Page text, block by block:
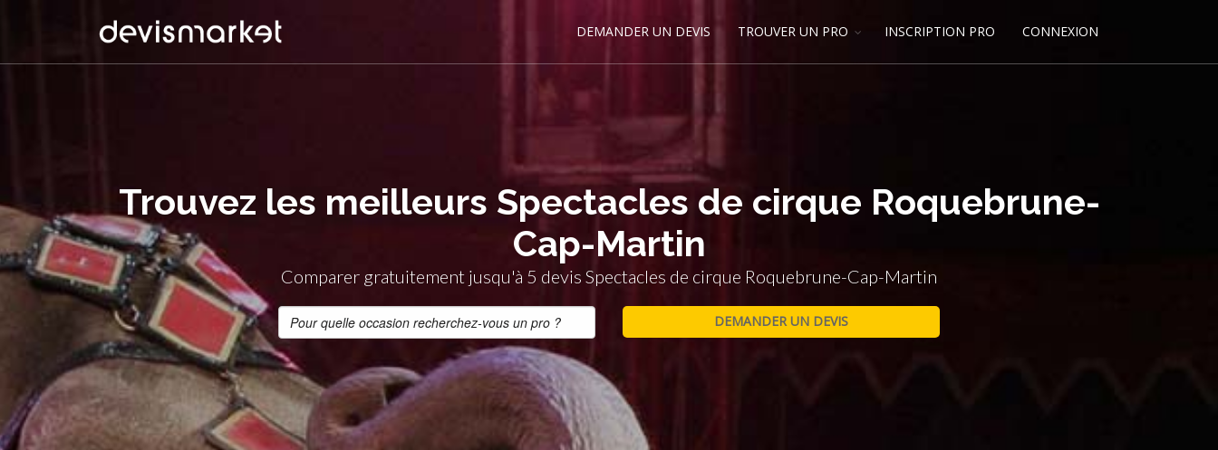
DEMANDER UN DEVIS TROUVER UN PRO INSCRIPTION PRO CONNEXION
Trouvez les meilleurs Spectacles de cirque Roquebrune-
Cap-Martin
Comparer gratuitement jusqu'à 5 devis Spectacles de cirque Roquebrune-Cap-Martin